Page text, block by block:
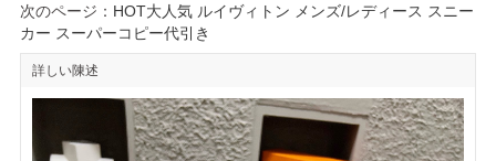
次のページ： HOT大人気 ルイヴィトン メンズ/レディース スニー
カー スーパーコピー代引き
詳しい陳述